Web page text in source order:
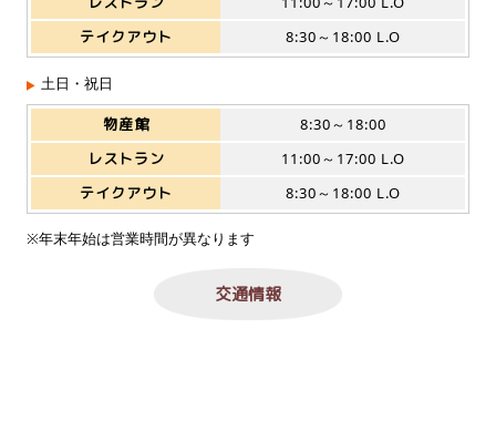
テイクアウト
8:30～18:00 L.O
土日・祝日
物産館
8:30～18:00
レストラン
11:00～17:00 L.O
テイクアウト
8:30～18:00 L.O
※年末年始は営業時間が異なります
交通情報